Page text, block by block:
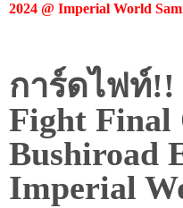
2024 @ Imperial World
การ์ดไฟท์!!
Fight Final
Bushiroad
Imperial